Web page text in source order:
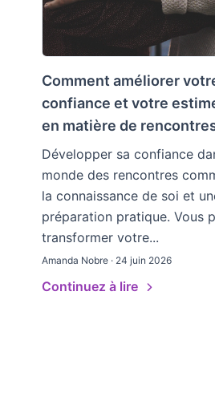
Comment améliorer
confiance et votre
en matière de
Développer sa confiance
monde des rencontres
la connaissance de soi et
préparation pratique. Vous
transformer votre...
Amanda Nobre · 24 juin 2026
Continuez à lire